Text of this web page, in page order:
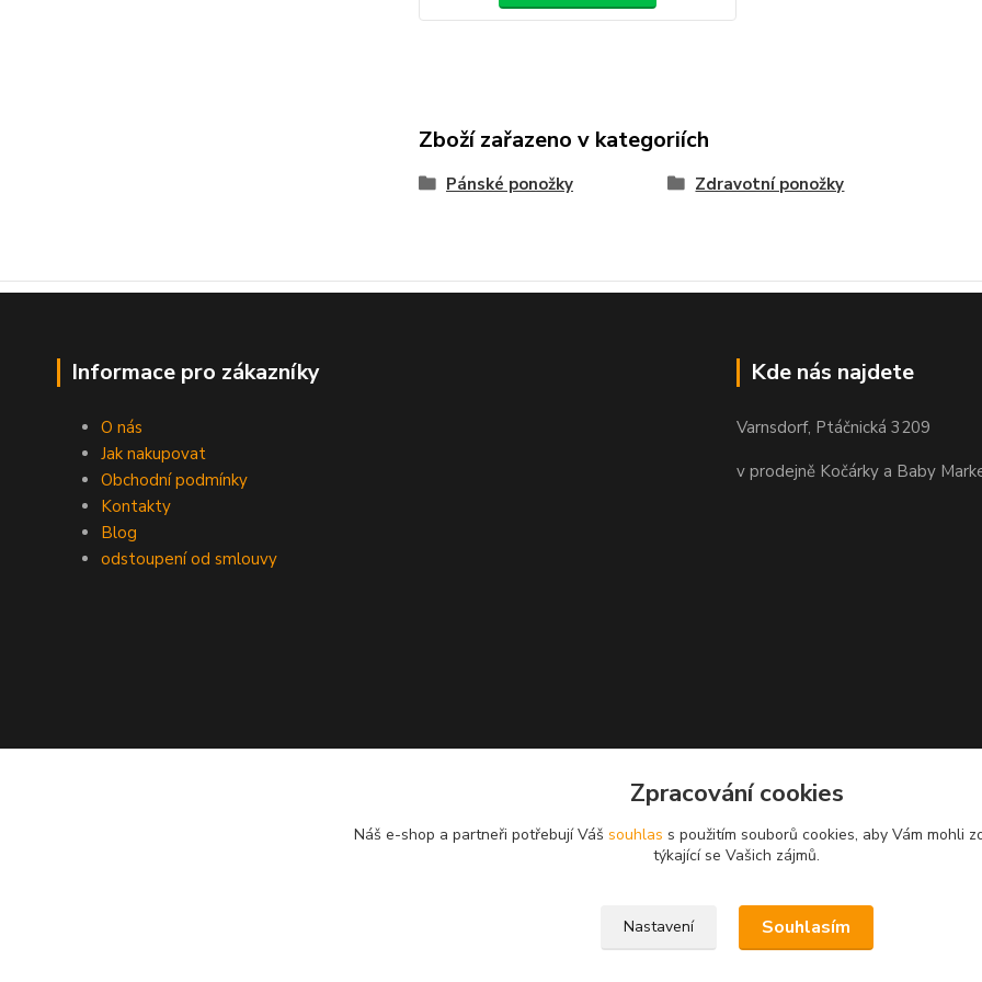
Zboží zařazeno v kategoriích
Pánské ponožky Zdravotní ponožky
Informace pro zákazníky
O nás
Jak nakupovat
Obchodní podmínky
Kontakty
Blog
odstoupení od smlouvy
Kde nás najdete
Varnsdorf, Ptáčnická 3209
v prodejně Kočárky a Baby
Zpracování cookies
Náš e-shop a partneři potřebují Váš souhlas s použitím souborů cookies, aby Vám mohli
týkající se Vašich zájmů.
Nastavení Souhlasím